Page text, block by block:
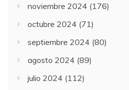
noviembre 2024 (176)
octubre 2024 (71)
septiembre 2024 (80)
agosto 2024 (89)
julio 2024 (112)